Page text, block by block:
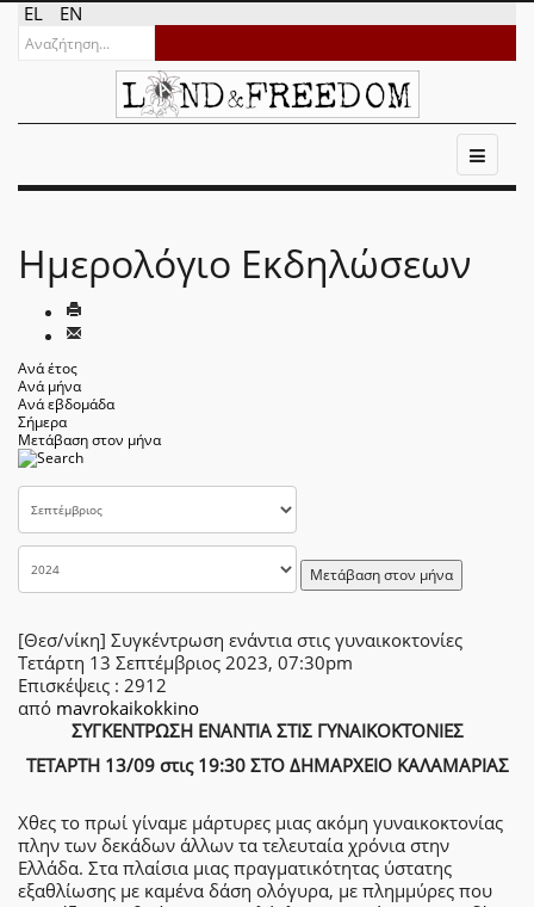
EL EN
Ημερολόγιο Εκδηλώσεων
Ανά έτος
Ανά μήνα
Ανά εβδομάδα
Σήμερα
Μετάβαση στον μήνα
Μετάβαση στον μήνα
[Θεσ/νίκη] Συγκέντρωση ενάντια στις γυναικοκτονίες
Τετάρτη 13 Σεπτέμβριος 2023, 07:30pm
Επισκέψεις : 2912
από mavrokaikokkino
ΣΥΓΚΕΝΤΡΩΣΗ ΕΝΑΝΤΙΑ ΣΤΙΣ ΓΥΝΑΙΚΟΚΤΟΝΙΕΣ
ΤΕΤΑΡΤΗ 13/09 στις 19:30 ΣΤΟ ΔΗΜΑΡΧΕΙΟ ΚΑΛΑΜΑΡΙΑΣ
Χθες το πρωί γίναμε μάρτυρες μιας ακόμη γυναικοκτονίας
πλην των δεκάδων άλλων τα τελευταία χρόνια στην
Ελλάδα. Στα πλαίσια μιας πραγματικότητας ύστατης
εξαθλίωσης με καμένα δάση ολόγυρα, με πλημμύρες που